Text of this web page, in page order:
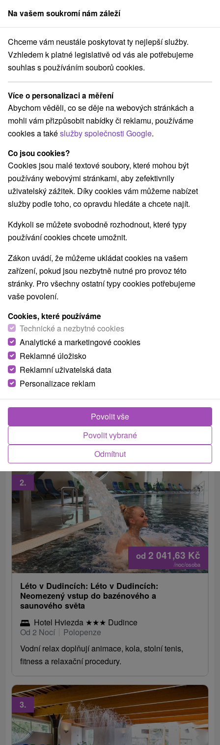
člen skupinySorger
Pobyty na Slovensku Pobyty v akci Štiavnické vrchy
Pobyty v akci Štiavnické vrchy
Kategorie
Všechny kategorie
Pobyty v akci(9)
Wellness pobyty(16) Víkendové pobyty(17)
Romantické pobyty
Rodinné pobyty(10)
Vyberte lokalitu nebo termín
Nejprodávanější
1.
Víkendový léčebný pobyt: Zasloužená
regenerace a odpočinek
Lázně Sklené Teplice
Od 2 Nocí
Plná Penze
Vychutnejte si léčivé účinky termálních pramenů,
relax v Jeskynní parní lázni a Lázni Marie Terezie,
dopřejte si masáž či rašelinovou koupel.
od 2 041,63 Kč
/noc/osoba
2.
Léto v Dudincích: Léto v Dudincích:
Neomezený vstup do bazénového a
saunového světa
Hotel Hviezda ★★★ Dudince
Od 2 Nocí
Polopenze
Vodní relax doplňují animace, kola, stolní tenis,
fitness a relaxační procedury.
3.
Na vašem soukromí nám záleží
Chceme vám neustále poskytovat ty nejlepší služby.
Vzhledem k platné legislativě od vás ale potřebujeme
souhlas s používáním souborů cookies.
Více o personalizaci a měření
Abychom věděli, co se děje na webových stránkách a
mohli vám přizpůsobit nabídky či reklamu, používáme
cookies a takéslužby společnosti Google.
Co jsou cookies?
Cookies jsou malé textové soubory, které mohou být
používány webovými stránkami, aby zefektivnily
uživatelský zážitek. Díky cookies vám můžeme nabízet
služby podle toho, co opravdu hledáte a chcete najít.
Kdykoli se můžete svobodně rozhodnout, které typy
používání cookies chcete umožnit.
Zákon uvádí, že můžeme ukládat cookies na vašem
zařízení, pokud jsou nezbytně nutné pro provoz této
stránky. Pro všechny ostatní typy cookies potřebujeme
vaše povolení.
Cookies, které používáme
Technické a nezbytné cookies
Analytické a marketingové cookies
Reklamné úložisko
Reklamní uživatelská data
Personalizace reklam
Odmítnut
Povolit vybrané
Povolit vše